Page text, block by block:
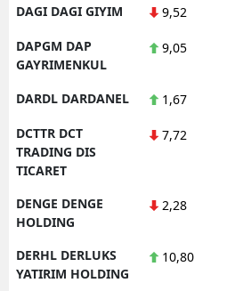
DAGI DAGI GIYIM 9,52
DAPGM DAP
GAYRIMENKUL
9,05
DARDL DARDANEL 1,67
DCTTR DCT
TRADING DIS
TICARET
7,72
DENGE DENGE
HOLDING
2,28
DERHL DERLUKS
YATIRIM HOLDING
10,80